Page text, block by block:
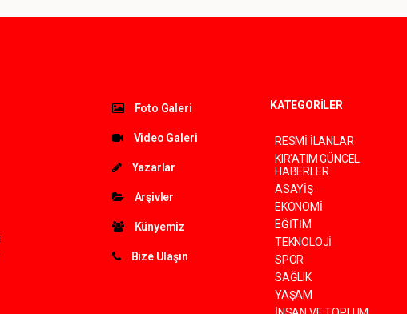
Foto Galeri
Video Galeri
Yazarlar
Arşivler
Künyemiz
Bize Ulaşın
KATEGORİLER
RESMİ İLANLAR
KIR'ATIM GÜNCEL
HABERLER
ASAYİŞ
EKONOMİ
EĞİTİM
TEKNOLOJİ
SPOR
SAĞLIK
YAŞAM